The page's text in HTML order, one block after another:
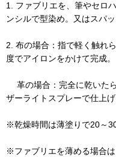
1. ファブリエを、筆やセロ
ンシルで型染め。又はスパ
2. 布の場合：指で軽く触れ
度でアイロンをかけて完成。
革の場合：完全に乾いた
ザーライトスプレーで仕上げ
※乾燥時間は薄塗りで20～
※ファブリエを薄める場合